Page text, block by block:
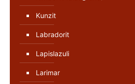
Kunzit
Labradorit
Lapislazuli
Larimar